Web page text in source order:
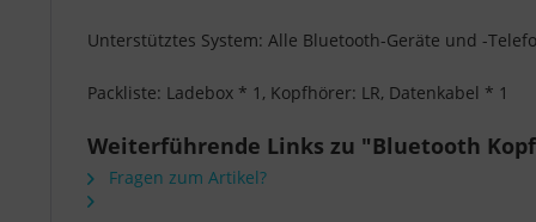
Unterstütztes System: Alle Bluetooth-Geräte und -
Packliste: Ladebox * 1, Kopfhörer: LR, Datenkabel * 1
Weiterführende Links zu "Bluetooth
Fragen zum Artikel?